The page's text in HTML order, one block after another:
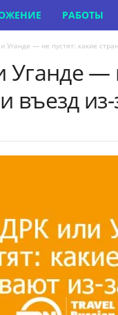
РАБОТЫ
Уганде — не пустят: какие
—
въезд